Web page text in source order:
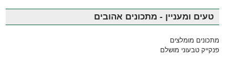
טעים ומעניין - מתכונים אהובים
מתכונים מומלצים
פנקייק טבעוני מושלם